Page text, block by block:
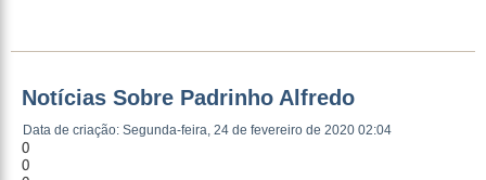
Notícias Sobre Padrinho Alfredo
Data de criação: Segunda-feira, 24 de fevereiro de 2020 02:04
0
0